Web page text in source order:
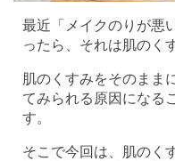
最近「メイクのりが悪
ったら、それは肌のく
肌のくすみをそのまま
てみられる原因になる
す。
そこで今回は、肌のく